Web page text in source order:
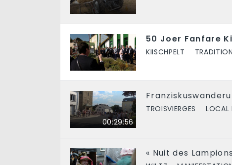
50 Joer Fanfare
KIISCHPELT
00:29:56
TROISVIERGES LOCAL
« Nuit des